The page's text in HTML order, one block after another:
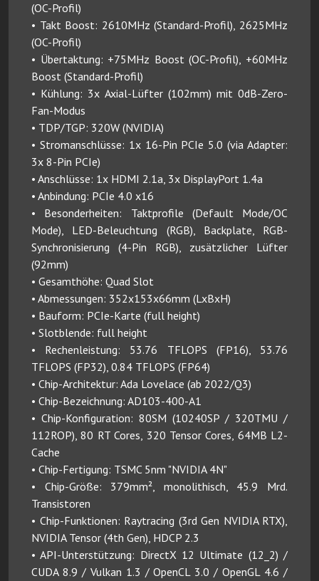
(OC-Profil)
• Takt Boost: 2610MHz (Standard-Profil), 2625MHz
(OC-Profil)
• Übertaktung: +75MHz Boost (OC-Profil), +60MHz
Boost (Standard-Profil)
• Kühlung: 3x Axial-Lüfter (102mm) mit 0dB-Zero-
Fan-Modus
• TDP/TGP: 320W (NVIDIA)
• Stromanschlüsse: 1x 16-Pin PCIe 5.0 (via Adapter:
3x 8-Pin PCIe)
• Anschlüsse: 1x HDMI 2.1a, 3x DisplayPort 1.4a
• Anbindung: PCIe 4.0 x16
• Besonderheiten: Taktprofile (Default Mode/OC
Mode), LED-Beleuchtung (RGB), Backplate, RGB-
Synchronisierung (4-Pin RGB), zusätzlicher Lüfter
(92mm)
• Gesamthöhe: Quad Slot
• Abmessungen: 352x153x66mm (LxBxH)
• Bauform: PCIe-Karte (full height)
• Slotblende: full height
• Rechenleistung: 53.76 TFLOPS (FP16), 53.76
TFLOPS (FP32), 0.84 TFLOPS (FP64)
• Chip-Architektur: Ada Lovelace (ab 2022/Q3)
• Chip-Bezeichnung: AD103-400-A1
• Chip-Konfiguration: 80SM (10240SP / 320TMU /
112ROP), 80 RT Cores, 320 Tensor Cores, 64MB L2-
Cache
• Chip-Fertigung: TSMC 5nm "NVIDIA 4N"
• Chip-Größe: 379mm², monolithisch, 45.9 Mrd.
Transistoren
• Chip-Funktionen: Raytracing (3rd Gen NVIDIA RTX),
NVIDIA Tensor (4th Gen), HDCP 2.3
• API-Unterstützung: DirectX 12 Ultimate (12_2) /
CUDA 8.9 / Vulkan 1.3 / OpenCL 3.0 / OpenGL 4.6 /